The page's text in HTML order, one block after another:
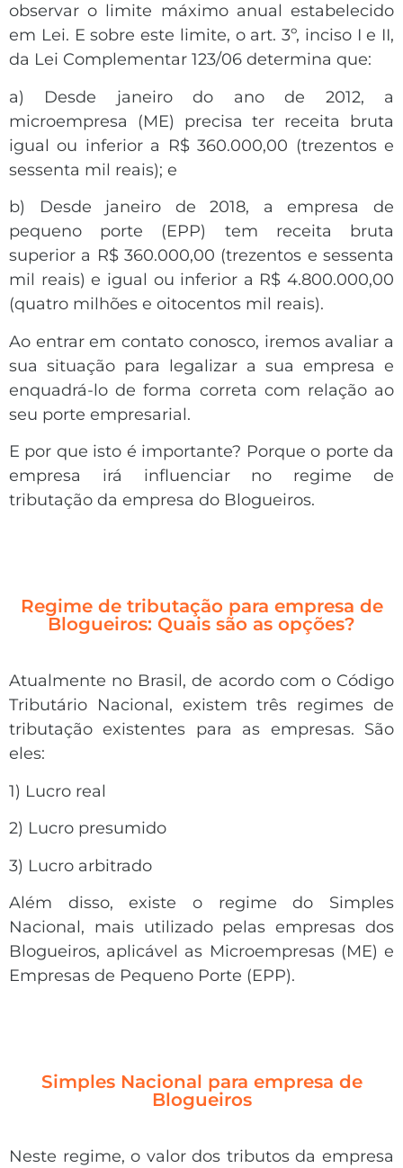
observar o limite máximo anual estabelecido
em Lei. E sobre este limite, o art. 3º, inciso I e II,
da Lei Complementar 123/06 determina que:
a) Desde janeiro do ano de 2012, a
microempresa (ME) precisa ter receita bruta
igual ou inferior a R$ 360.000,00 (trezentos e
sessenta mil reais); e
b) Desde janeiro de 2018, a empresa de
pequeno porte (EPP) tem receita bruta
superior a R$ 360.000,00 (trezentos e sessenta
mil reais) e igual ou inferior a R$ 4.800.000,00
(quatro milhões e oitocentos mil reais).
Ao entrar em contato conosco, iremos avaliar a
sua situação para legalizar a sua empresa e
enquadrá-lo de forma correta com relação ao
seu porte empresarial.
E por que isto é importante? Porque o porte da
empresa irá influenciar no regime de
tributação da empresa do Blogueiros.
Regime de tributação para empresa de
Blogueiros: Quais são as opções?
Atualmente no Brasil, de acordo com o Código
Tributário Nacional, existem três regimes de
tributação existentes para as empresas. São
eles:
1) Lucro real
2) Lucro presumido
3) Lucro arbitrado
Além disso, existe o regime do Simples
Nacional, mais utilizado pelas empresas dos
Blogueiros, aplicável as Microempresas (ME) e
Empresas de Pequeno Porte (EPP).
Simples Nacional para empresa de
Blogueiros
Neste regime, o valor dos tributos da empresa